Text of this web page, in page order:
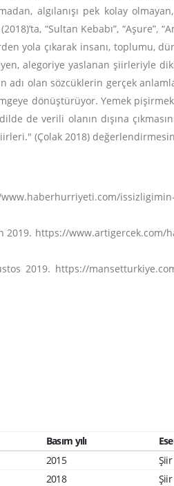
algılanışı pek kolay
“Sultan Kebabı”, “Aşure”,
yola çıkarak insanı, toplumu,
alegoriye yaslanan şiirleriyle
olan sözcüklerin gerçek
dönüştürüyor. Yemek
de verili olanın dışına çıkmasını
(Çolak 2018)
2019. https://www.artigercek.com/
2019. https://
Basım yılı
2015
Şiir
2018 Şiir